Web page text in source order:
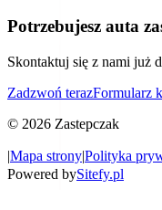
Potrzebujesz auta
Skontaktuj się z nami już
Zadzwoń terazFormularz
© 2026 Zastepczak
|Mapa strony|Polityka
Powered bySitefy.pl